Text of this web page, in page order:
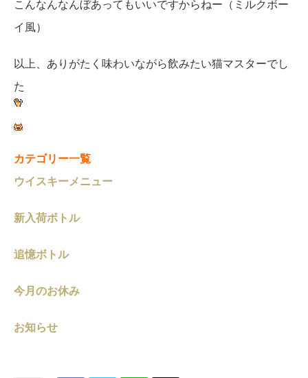
こんなんなんぼあってもいいですからねー（ミルクボー
イ風）
以上、ありがたく味わいながら飲みたい猫マスターでし
た
カテゴリー一覧
ウイスキーメニュー
新入荷ボトル
追憶ボトル
今月のお休み
お知らせ